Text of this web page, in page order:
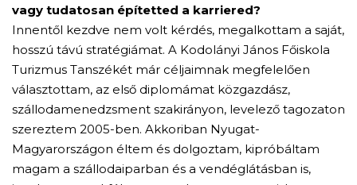
vagy tudatosan építetted a karriered?
Innentől kezdve nem volt kérdés, megalkottam a saját,
hosszú távú stratégiámat. A Kodolányi János Főiskola
Turizmus Tanszékét már céljaimnak megfelelően
választottam, az első diplomámat közgazdász,
szállodamenedzsment szakirányon, levelező tagozaton
szereztem 2005-ben. Akkoriban Nyugat-
Magyarországon éltem és dolgoztam, kipróbáltam
magam a szállodaiparban és a vendéglátásban is,